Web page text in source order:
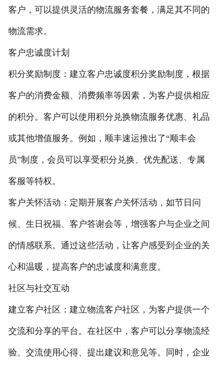
客户，可以提供灵活的物流服务套餐，满足其不同的
物流需求。
客户忠诚度计划
积分奖励制度：建立客户忠诚度积分奖励制度，根据
客户的消费金额、消费频率等因素，为客户提供相应
的积分。客户可以使用积分兑换物流服务优惠、礼品
或其他增值服务。例如，顺丰速运推出了“顺丰会
员”制度，会员可以享受积分兑换、优先配送、专属
客服等特权。
客户关怀活动：定期开展客户关怀活动，如节日问
候、生日祝福、客户答谢会等，增强客户与企业之间
的情感联系。通过这些活动，让客户感受到企业的关
心和温暖，提高客户的忠诚度和满意度。
社区与社交互动
建立客户社区：建立物流客户社区，为客户提供一个
交流和分享的平台。在社区中，客户可以分享物流经
验、交流使用心得、提出建议和意见等。同时，企业